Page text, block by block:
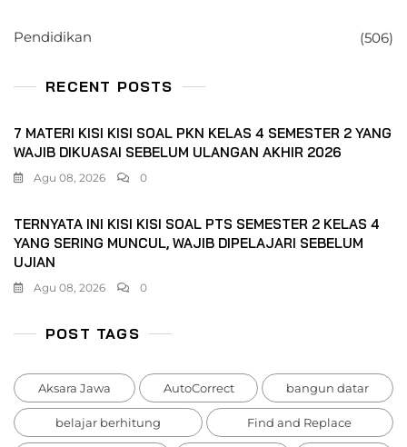
Pendidikan (506)
RECENT POSTS
7 MATERI KISI KISI SOAL PKN KELAS 4 SEMESTER 2 YANG
WAJIB DIKUASAI SEBELUM ULANGAN AKHIR 2026
Agu 08, 2026 0
TERNYATA INI KISI KISI SOAL PTS SEMESTER 2 KELAS 4
YANG SERING MUNCUL, WAJIB DIPELAJARI SEBELUM
UJIAN
Agu 08, 2026 0
POST TAGS
Aksara Jawa AutoCorrect bangun datar
belajar berhitung Find and Replace